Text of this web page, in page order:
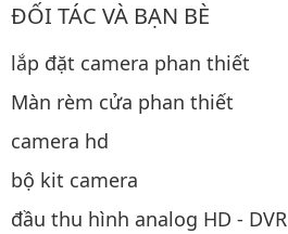
ĐỐI TÁC VÀ BẠN BÈ
lắp đặt camera phan thiết
Màn rèm cửa phan thiết
camera hd
bộ kit camera
đầu thu hình analog HD - DVR